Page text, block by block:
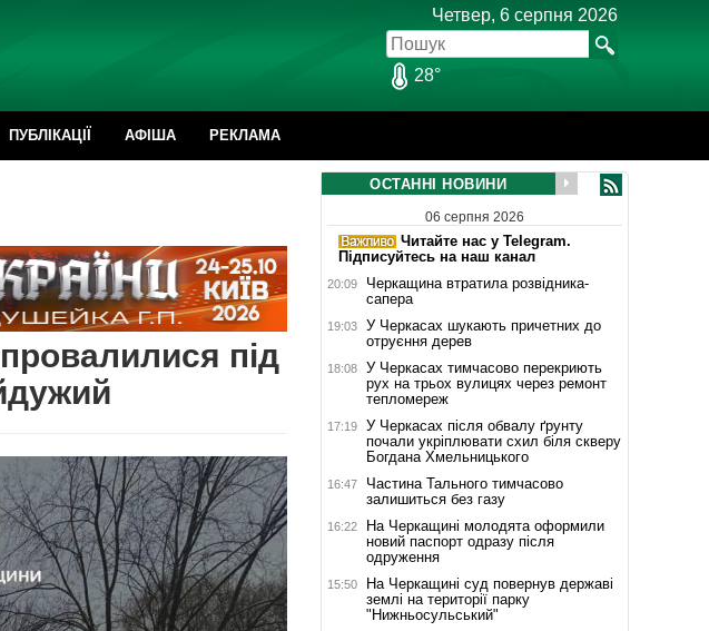
Четвер, 6 серпня 2026
28°
ПУБЛІКАЦІЇ АФІША РЕКЛАМА
під
ОСТАННІ НОВИНИ
06 серпня 2026
Читайте нас у Telegram.
Підписуйтесь на наш канал
20:09
Черкащина втратила розвідника-
сапера
19:03
У Черкасах шукають причетних до
отруєння дерев
18:08
У Черкасах тимчасово перекриють
рух на трьох вулицях через ремонт
тепломереж
17:19
У Черкасах після обвалу ґрунту
почали укріплювати схил біля скверу
Богдана Хмельницького
16:47
Частина Тального тимчасово
залишиться без газу
16:22
На Черкащині молодята оформили
новий паспорт одразу після
одруження
15:50
На Черкащині суд повернув державі
землі на території парку
"Нижньосульський"